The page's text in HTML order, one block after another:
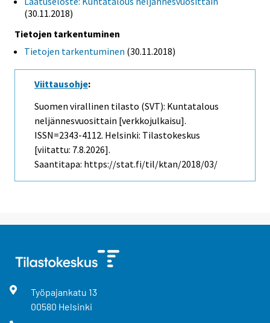
(30.11.2018)
Tietojen tarkentuminen
Tietojen tarkentuminen (30.11.2018)
Viittausohje:
Suomen virallinen tilasto (SVT): Kuntatalous
neljännesvuosittain [verkkojulkaisu].
ISSN=2343-4112. Helsinki: Tilastokeskus
[viitattu: 7.8.2026].
Saantitapa: https://stat.fi/til/ktan/2018/03/
Työpajankatu 13
00580 Helsinki